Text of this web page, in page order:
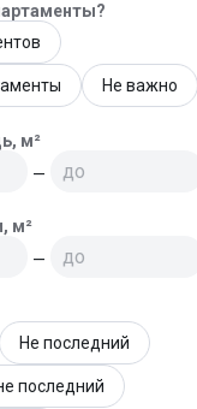
Не важно
м²
—
м²
—
Не последний
последний